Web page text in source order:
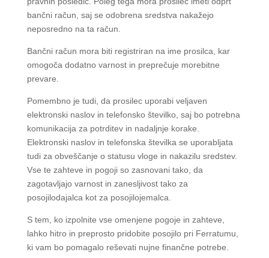
bančni račun, saj se odobrena sredstva nakažejo
neposredno na ta račun.
Bančni račun mora biti registriran na ime prosilca, kar
omogoča dodatno varnost in preprečuje morebitne
prevare.
Pomembno je tudi, da prosilec uporabi veljaven
elektronski naslov in telefonsko številko, saj bo potrebna
komunikacija za potrditev in nadaljnje korake.
Elektronski naslov in telefonska številka se uporabljata
tudi za obveščanje o statusu vloge in nakazilu sredstev.
Vse te zahteve in pogoji so zasnovani tako, da
zagotavljajo varnost in zanesljivost tako za
posojilodajalca kot za posojilojemalca.
S tem, ko izpolnite vse omenjene pogoje in zahteve,
lahko hitro in preprosto pridobite posojilo pri Ferratumu,
ki vam bo pomagalo reševati nujne finančne potrebe.